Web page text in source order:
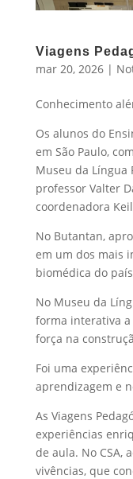
Viagens
mar 20, 2026|
Conhecimento
Os alunos do
em São Paulo,
Museu da Língua
professor Valter
coordenadora
No Butantan,
em um dos mais
biomédica do
No Museu da
forma interativa
força na
Foi uma
aprendizagem e
As Viagens
experiências
de aula. No CSA,
vivências, que